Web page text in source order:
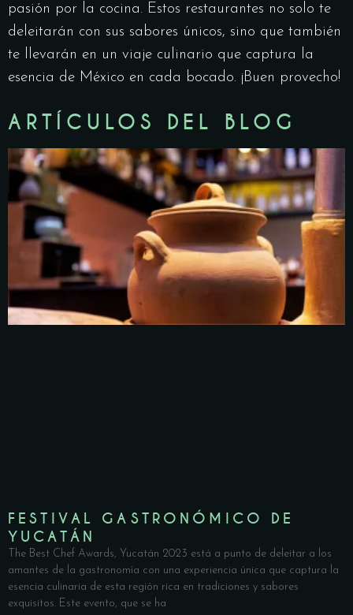
pasión por la cocina. Estos restaurantes no solo te
deleitarán con sus sabores únicos, sino que también
te llevarán en un viaje culinario que captura la
esencia de México en cada bocado. ¡Buen provecho!
ARTÍCULOS DEL BLOG
FESTIVAL GASTRONÓMICO DE
YUCATÁN
The Best Chef Awards, Yucatán 2023 está a punto de deleitar a los
amantes de la gastronomía con una experiencia única que captura la
esencia culinaria de esta región rica en tradiciones y sabores
exquisitos. Este evento, que se ha